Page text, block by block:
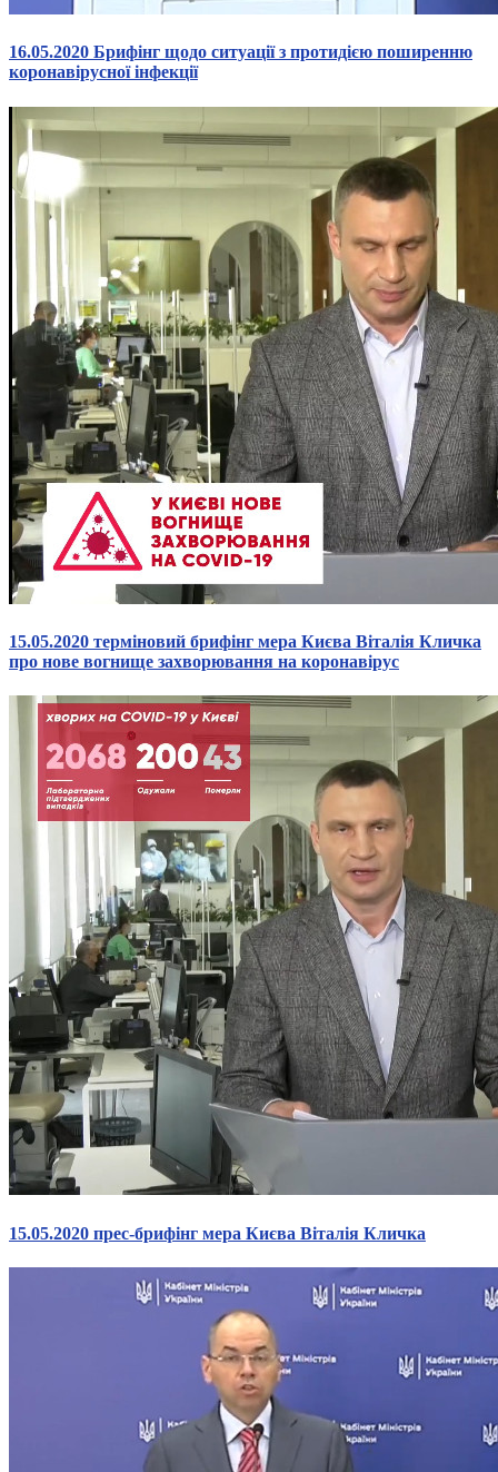
16.05.2020 Брифінг щодо ситуації з протидією поширенню
коронавірусної інфекції
15.05.2020 терміновий брифінг мера Києва Віталія Кличка
про нове вогнище захворювання на коронавірус
15.05.2020 прес-брифінг мера Києва Віталія Кличка